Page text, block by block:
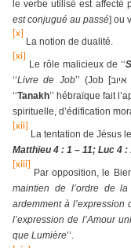
le verbe utilisé est affecté
est conjugué au passé] ou
[x]
La notion de dualité.
[xi]
Le rôle malicieux de ‘‘
‘‘Livre de Job’’ (Job [איוב
‘‘Tanakh’’ hébraïque fait
spirituelle, d’édification
[xii]
La tentation de Jésus
Matthieu 4 : 1 – 11; Luc 4 :
[xiii]
Par opposition, le Bien
maintien de l’ordre de
ardemment à
l’expression de l’Amour
que Lumière’’.